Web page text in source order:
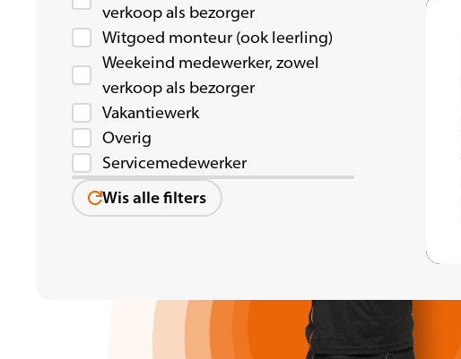
verkoop als bezorger
Witgoed monteur (ook leerling)
Weekeind medewerker, zowel
verkoop als bezorger
Vakantiewerk
Overig
Servicemedewerker
Wis alle filters